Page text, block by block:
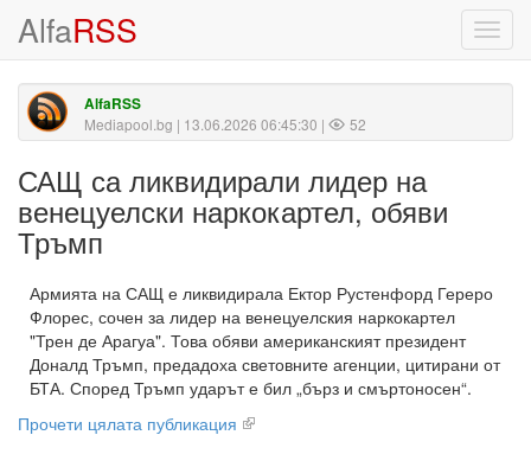
AlfaRSS
AlfaRSS
Mediapool.bg | 13.06.2026 06:45:30 | 52
САЩ са ликвидирали лидер на
венецуелски наркокартел, обяви
Тръмп
Армията на САЩ е ликвидирала Ектор Рустенфорд Гереро
Флорес, сочен за лидер на венецуелския наркокартел
"Трен де Арагуа". Това обяви американският президент
Доналд Тръмп, предадоха световните агенции, цитирани от
БТА. Според Тръмп ударът е бил „бърз и смъртоносен“.
Прочети цялата публикация